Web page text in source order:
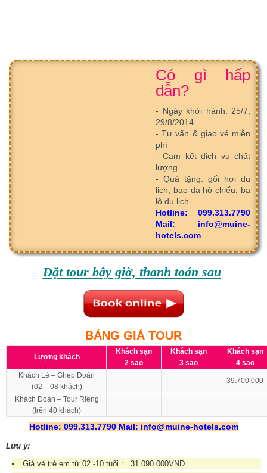
Có gì hấp
dẫn?
- Ngày khởi hành: 25/7,
29/8/2014
- Tư vấn & giao vé miễn
phí
- Cam kết dịch vụ chất
lượng
- Quà tặng: gối hơi du
lịch, bao da hộ chiếu, ba
lô du lịch
Hotline: 099.313.7790
Mail: info@muine-
hotels.com
Đặt tour bây giờ, thanh toán sau
BẢNG GIÁ TOUR
Lượng khách
Khách sạn
2 sao
Khách sạn
3 sao
Khách sạn
4 sao
Khách Lẻ – Ghép Đoàn
(02 – 08 khách)
39.700.000
Khách Đoàn – Tour Riêng
(trên 40 khách)
Hotline: 099.313.7790 Mail: info@muine-hotels.com
Lưu ý:
Giá vé trẻ em từ 02 -10 tuổi : 31.090.000VNĐ